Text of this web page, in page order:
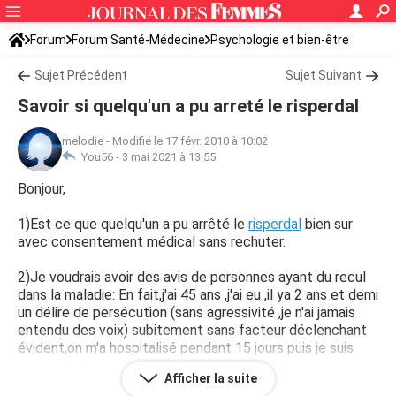
Forum Forum Santé-Médecine Psychologie et bien-être
Sujet Précédent Sujet Suivant
Savoir si quelqu'un a pu arreté le risperdal
melodie - Modifié le 17 févr. 2010 à 10:02
You56 - 3 mai 2021 à 13:55
Bonjour,
1)Est ce que quelqu'un a pu arrêté le risperdal bien sur
avec consentement médical sans rechuter.
2)Je voudrais avoir des avis de personnes ayant du recul
dans la maladie: En fait,j'ai 45 ans ,j'ai eu ,il ya 2 ans et demi
un délire de persécution (sans agressivité ,je n'ai jamais
entendu des voix) subitement sans facteur déclenchant
évident,on m'a hospitalisé pendant 15 jours puis je suis
sortie de l'hopital avec du
délire a cependant disparu partiellement puis au bout de 6
Afficher la suite